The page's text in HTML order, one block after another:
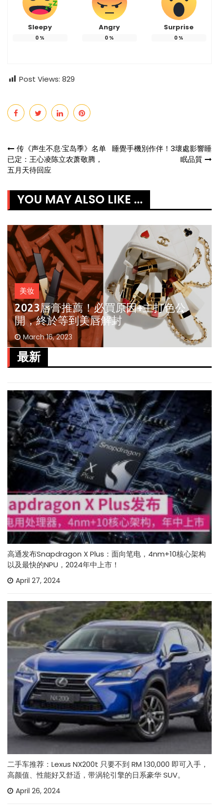
Sleepy
0 %
Angry
0 %
Surprise
0 %
Post Views: 829
Post
navigation
传《声生不息·宝岛季》名单
已定：王心凌陈立农萧敬腾，
五月天待回应
睡覺手機別作伴！3壞處影響睡
眠品質
YOU MAY ALSO LIKE ...
美妆
2023唇膏推薦！必買原因+主打色公
開，終於等到美唇解封
March 16, 2023
最新
高通发布Snapdragon X Plus：面向笔电，4nm+10核心架构
以及最快的NPU，2024年中上市！
April 27, 2024
二手车推荐：Lexus NX200t 只要不到 RM 130,000 即可入手，
高颜值、性能好又舒适，带涡轮引擎的日系豪华 SUV。
April 26, 2024